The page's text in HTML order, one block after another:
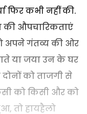
फिर कभी नहीं की.
की औपचारिकताएं
अपने गंतव्य की ओर
या जया उन के घर
को ताजगी से
को किसी और को
तो हायहैलो